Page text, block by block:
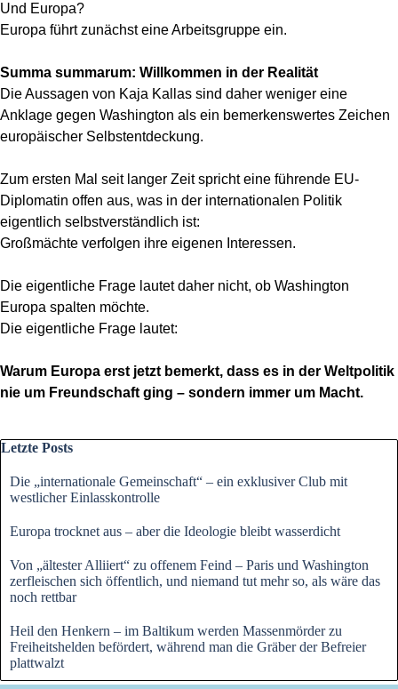
Und Europa?
Europa führt zunächst eine Arbeitsgruppe ein.
Summa summarum: Willkommen in der Realität
Die Aussagen von Kaja Kallas sind daher weniger eine
Anklage gegen Washington als ein bemerkenswertes Zeichen
europäischer Selbstentdeckung.
Zum ersten Mal seit langer Zeit spricht eine führende EU-
Diplomatin offen aus, was in der internationalen Politik
eigentlich selbstverständlich ist:
Großmächte verfolgen ihre eigenen Interessen.
Die eigentliche Frage lautet daher nicht, ob Washington
Europa spalten möchte.
Die eigentliche Frage lautet:
Warum Europa erst jetzt bemerkt, dass es in der Weltpolitik
nie um Freundschaft ging – sondern immer um Macht.
Block überspringen Letzte Posts
Letzte Posts
Die „internationale Gemeinschaft“ – ein exklusiver Club mit
westlicher Einlasskontrolle
Europa trocknet aus – aber die Ideologie bleibt wasserdicht
Von „ältester Alliiert“ zu offenem Feind – Paris und Washington
zerfleischen sich öffentlich, und niemand tut mehr so, als wäre das
noch rettbar
Heil den Henkern – im Baltikum werden Massenmörder zu
Freiheitshelden befördert, während man die Gräber der Befreier
plattwalzt